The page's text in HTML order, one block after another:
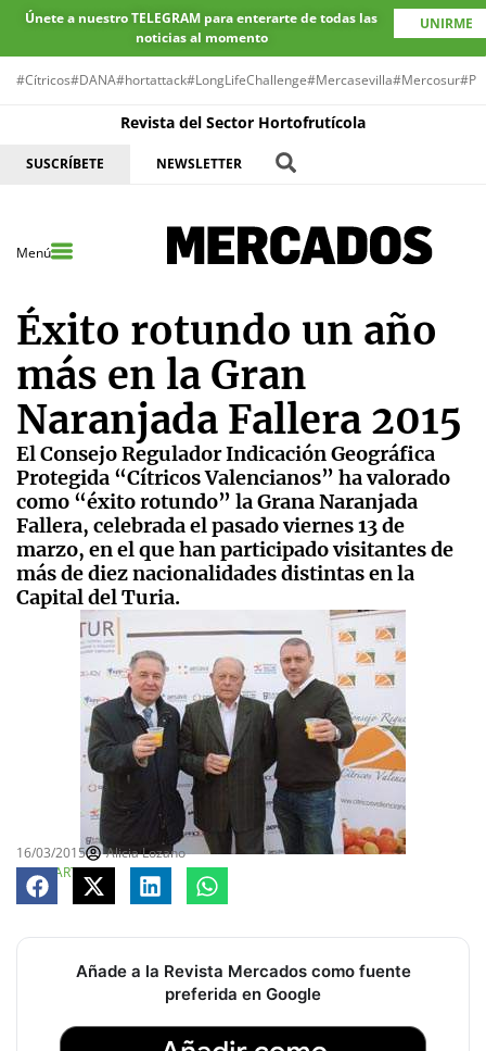
Únete a nuestro TELEGRAM para enterarte de todas las
noticias al momento
UNIRME
#Cítricos#DANA#hortattack#LongLifeChallenge#Mercasevilla#Mercosur
Revista del Sector Hortofrutícola
SUSCRÍBETE NEWSLETTER
Menú
Éxito rotundo un año
más en la Gran
Naranjada Fallera 2015
El Consejo Regulador Indicación Geográfica
Protegida “Cítricos Valencianos” ha valorado
como “éxito rotundo” la Grana Naranjada
Fallera, celebrada el pasado viernes 13 de
marzo, en el que han participado visitantes de
más de diez nacionalidades distintas en la
Capital del Turia.
16/03/2015
Alicia Lozano
COMPARTE
Añade a la Revista Mercados como fuente
preferida en Google